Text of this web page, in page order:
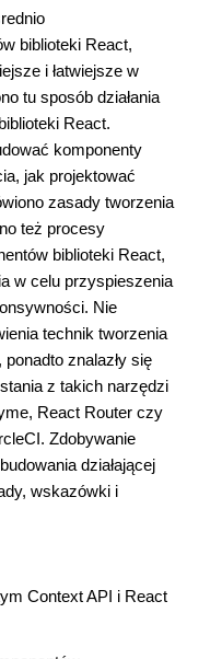
biblioteki React,
i łatwiejsze w
tu sposób działania
React.
komponenty
jak projektować
zasady tworzenia
też procesy
biblioteki React,
w celu przyspieszenia
Nie
technik tworzenia
znalazły się
z takich narzędzi
React Router czy
Zdobywanie
działającej
wskazówki i
Context API i React